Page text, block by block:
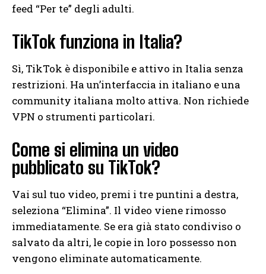
feed “Per te” degli adulti.
TikTok funziona in Italia?
Sì, TikTok è disponibile e attivo in Italia senza
restrizioni. Ha un’interfaccia in italiano e una
community italiana molto attiva. Non richiede
VPN o strumenti particolari.
Come si elimina un video
pubblicato su TikTok?
Vai sul tuo video, premi i tre puntini a destra,
seleziona “Elimina”. Il video viene rimosso
immediatamente. Se era già stato condiviso o
salvato da altri, le copie in loro possesso non
vengono eliminate automaticamente.